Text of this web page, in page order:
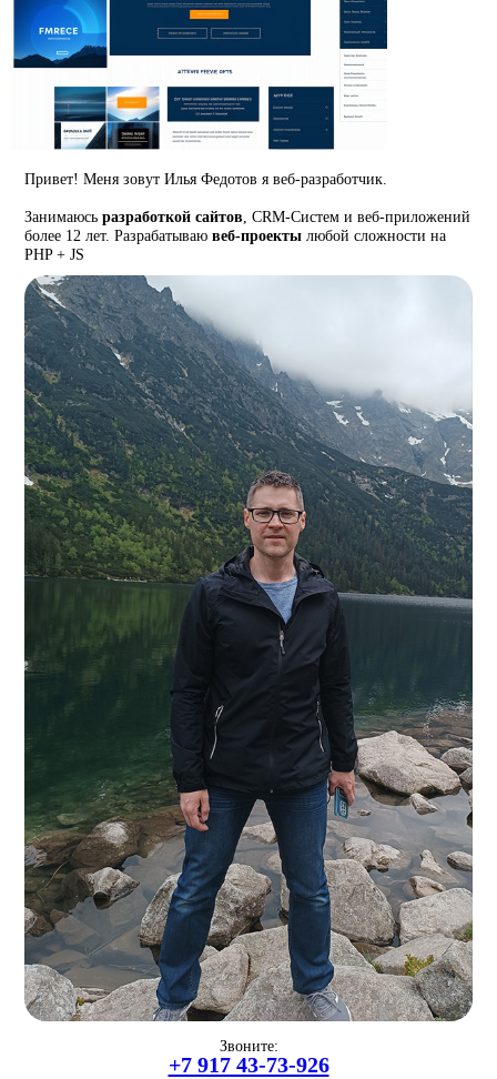
Привет! Меня зовут Илья Федотов я веб-разработчик.
Занимаюсьразработкой сайтов, CRM-Систем и веб-приложений
более 12 лет. Разрабатываювеб-проекты любой сложности на
PHP + JS
Звоните:
+7 917 43-73-926